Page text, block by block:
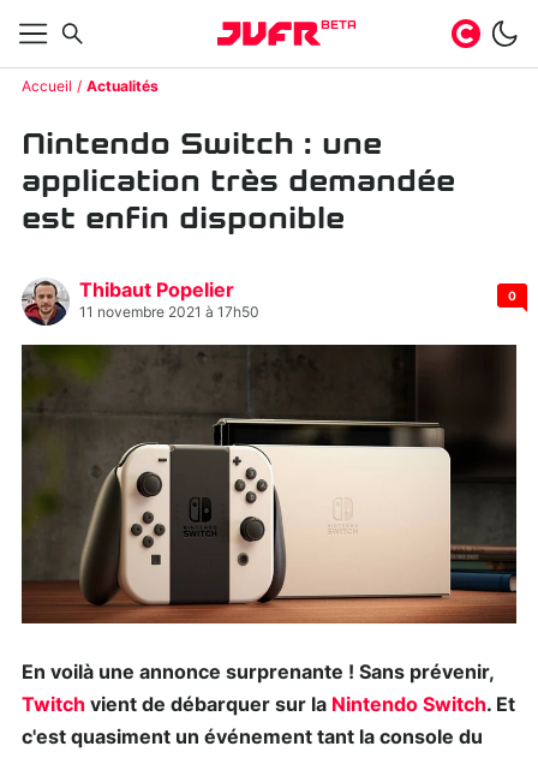
BETA
Accueil Actualités
Nintendo Switch : une
application très demandée
est enfin disponible
Thibaut Popelier
11 novembre 2021 à 17h50
0
En voilà une annonce surprenante ! Sans prévenir,
Twitch vient de débarquer sur la Nintendo Switch. Et
c'est quasiment un événement tant la console du